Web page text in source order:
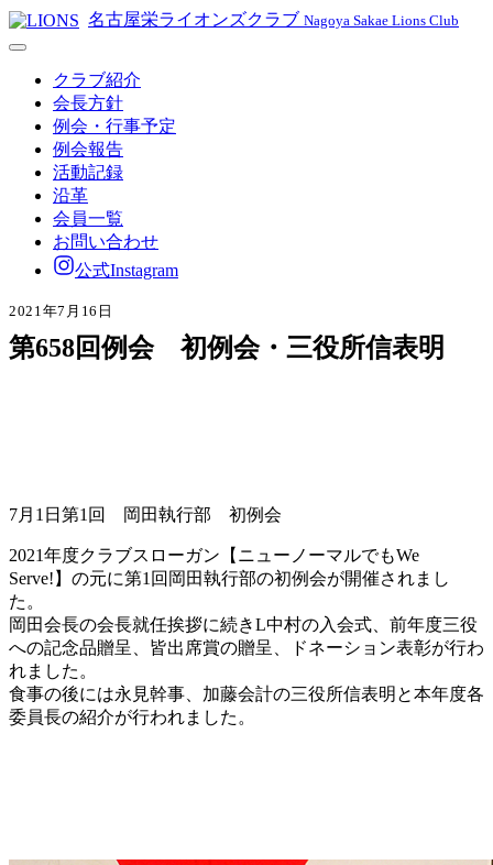
名古屋栄ライオンズクラブ Nagoya Sakae Lions Club
クラブ紹介
会長方針
例会・行事予定
例会報告
活動記録
沿革
会員一覧
お問い合わせ
公式Instagram
2021年7月16日
第658回例会 初例会・三役所信表明
7月1日第1回 岡田執行部 初例会
2021年度クラブスローガン【ニューノーマルでもWe
Serve!】の元に第1回岡田執行部の初例会が開催されまし
た。
岡田会長の会長就任挨拶に続きL中村の入会式、前年度三役
への記念品贈呈、皆出席賞の贈呈、ドネーション表彰が行わ
れました。
食事の後には永見幹事、加藤会計の三役所信表明と本年度各
委員長の紹介が行われました。